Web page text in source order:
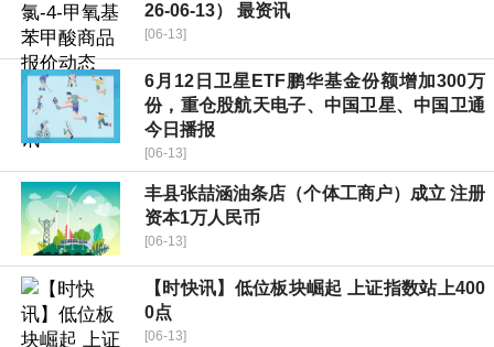
26-06-13） 最资讯
[06-13]
6月12日卫星ETF鹏华基金份额增加300万
份，重仓股航天电子、中国卫星、中国卫通
今日播报
[06-13]
丰县张喆涵油条店（个体工商户）成立 注册
资本1万人民币
[06-13]
【时快讯】低位板块崛起 上证指数站上400
0点
[06-13]